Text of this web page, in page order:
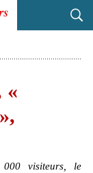
«
visiteurs, le